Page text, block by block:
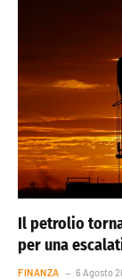
Il petrolio
per una
FINANZA 6 Agosto